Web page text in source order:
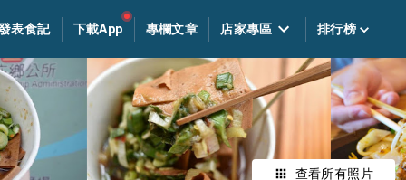
表食記 下載App 專欄文章 店家專區 排行榜
查看所有照片